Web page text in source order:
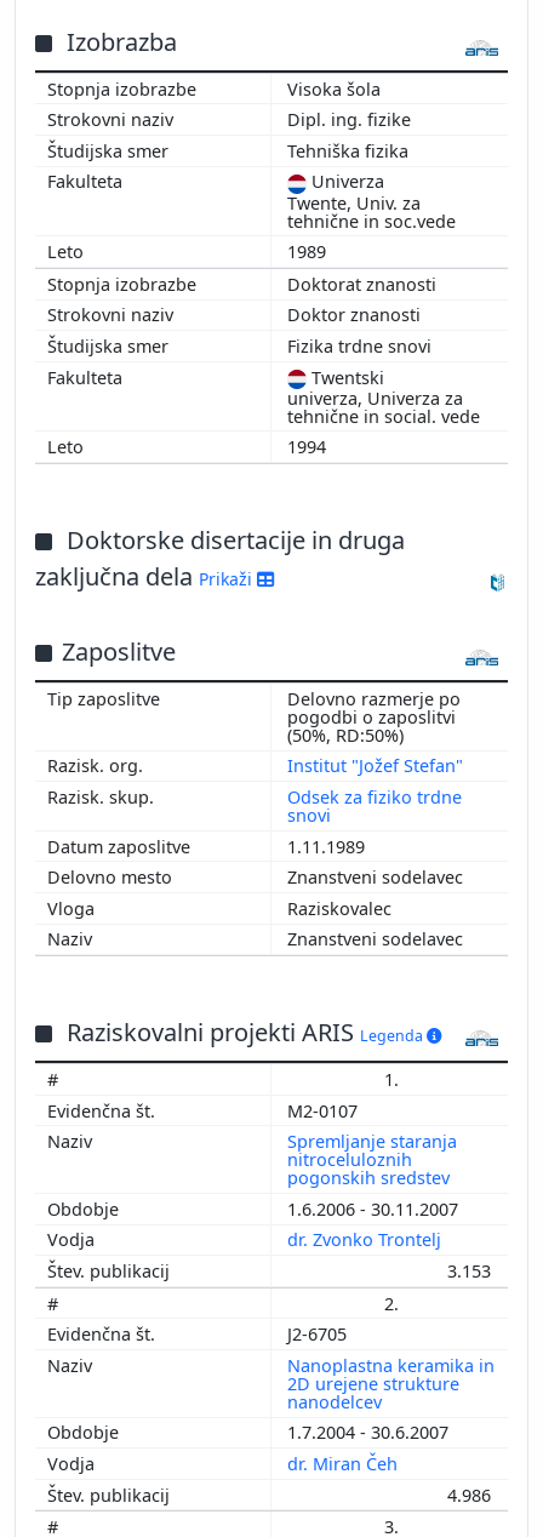
1996
2002
2003
2004
2005
2008
2009
2010
2012
2014
Izobrazba
Visoka šola
Dipl. ing. fizike
Tehniška fizika
Univerza
Twente, Univ. za
tehnične in soc.vede
1989
Doktorat znanosti
Doktor znanosti
Fizika trdne snovi
Twentski
univerza, Univerza za
tehnične in social. vede
1994
Doktorske disertacije in druga
zaključna dela Prikaži
Zaposlitve
Delovno razmerje po
pogodbi o zaposlitvi
(50%, RD:50%)
Institut "Jožef Stefan"
Odsek za fiziko trdne
snovi
1.11.1989
Znanstveni sodelavec
Raziskovalec
Znanstveni sodelavec
Raziskovalni projekti ARIS Legenda
1.
M2-0107
Spremljanje staranja
nitroceluloznih
pogonskih sredstev
1.6.2006 - 30.11.2007
dr. Zvonko Trontelj
3.153
2.
J2-6705
Nanoplastna keramika in
2D urejene strukture
nanodelcev
1.7.2004 - 30.6.2007
dr. Miran Čeh
4.986
3.